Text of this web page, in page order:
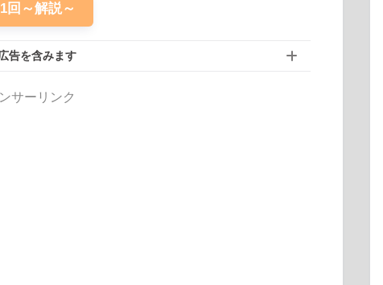
回～解説～
告を含みます
サーリンク